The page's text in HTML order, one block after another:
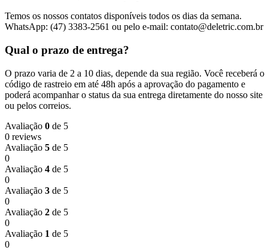
Temos os nossos contatos disponíveis todos os dias da semana.
WhatsApp: (47) 3383-2561 ou pelo e-mail: contato@deletric.com.br
Qual o prazo de entrega?
O prazo varia de 2 a 10 dias, depende da sua região. Você receberá o
código de rastreio em até 48h após a aprovação do pagamento e
poderá acompanhar o status da sua entrega diretamente do nosso site
ou pelos correios.
Avaliação 0 de 5
0 reviews
Avaliação 5 de 5
0
Avaliação 4 de 5
0
Avaliação 3 de 5
0
Avaliação 2 de 5
0
Avaliação 1 de 5
0